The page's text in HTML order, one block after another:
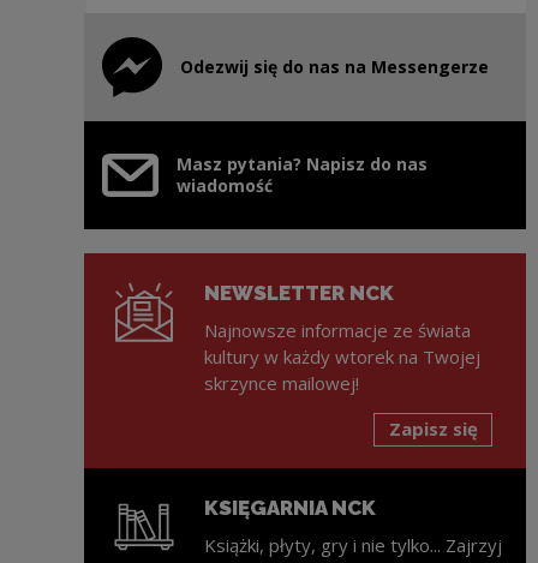
Odezwij się do nas na Messengerze
Uwaga, link zostanie otwarty w nowym oknie
Masz pytania? Napisz do nas
wiadomość
NEWSLETTER NCK
Najnowsze informacje ze świata
kultury w każdy wtorek na Twojej
skrzynce mailowej!
Zapisz się
KSIĘGARNIA NCK
Książki, płyty, gry i nie tylko... Zajrzyj